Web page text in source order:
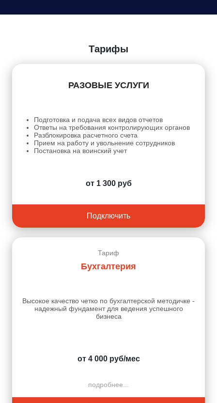
Тарифы
РАЗОВЫЕ УСЛУГИ
Подготовка и подача всех видов отчетов
Ответы на требования контролирующих органов
Разблокировка расчетного счета
Прием на работу и увольнение сотрудников
Постановка на воинский учет
от 1 300 руб
Подключить
Тариф
Бухгалтерия
Высокое качество четко по бухгалтерской методичке -
надежный фундамент для ведения успешного
бизнеса
от 4 000 руб/мес
подробнее...